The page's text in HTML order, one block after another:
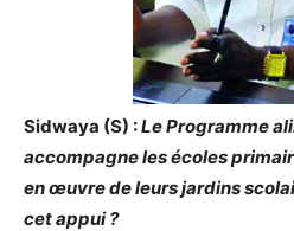
Sidwaya (S) :Le Programme
accompagne les écoles
en œuvre de leurs jardins
cet appui ?